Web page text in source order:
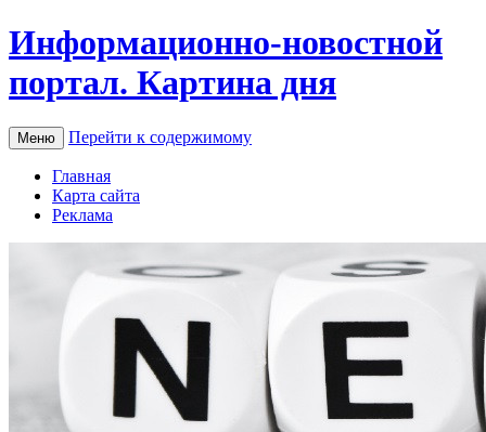
Информационно-новостной
портал. Картина дня
Меню Перейти к содержимому
Главная
Карта сайта
Реклама